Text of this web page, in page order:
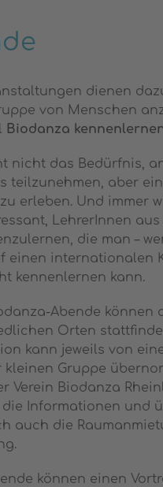
dienen
von Menschen
Biodanza
nicht das Bedürfnis,
teilzunehmen, aber
erleben. Und immer
LehrerInnen
die man –
einen internationalen
kennenlernen kann.
Abende können
Orten
kann jeweils von
kleinen Gruppe
Verein Biodanza
die Informationen und
auch die
können einen